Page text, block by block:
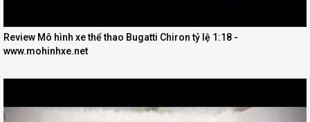
Review Mô hình xe thể thao Bugatti Chiron tỷ lệ 1:18 -
www.mohinhxe.net